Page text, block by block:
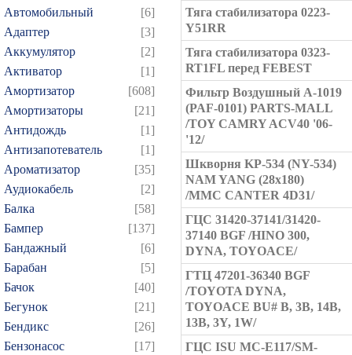
Автомобильный
[6]
Адаптер
[3]
Аккумулятор
[2]
Активатор
[1]
Амортизатор
[608]
Амортизаторы
[21]
Антидождь
[1]
Антизапотеватель
[1]
Ароматизатор
[35]
Аудиокабель
[2]
Балка
[58]
Бампер
[137]
Бандажный
[6]
Барабан
[5]
Бачок
[40]
Бегунок
[21]
Бендикс
[26]
Бензонасос
[17]
Тяга стабилизатора 0223-
Y51RR
Тяга стабилизатора 0323-
RT1FL перед FEBEST
Фильтр Воздушный A-1019
(PAF-0101) PARTS-MALL
/TOY CAMRY ACV40 '06-
'12/
Шкворня KP-534 (NY-534)
NAM YANG (28x180)
/MMC CANTER 4D31/
ГЦС 31420-37141/31420-
37140 BGF /HINO 300,
DYNA, TOYOACE/
ГТЦ 47201-36340 BGF
/TOYOTA DYNA,
TOYOACE BU# B, 3B, 14B,
13B, 3Y, 1W/
ГЦC ISU MC-E117/SM-